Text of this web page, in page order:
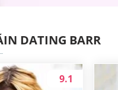
DATING BARR
9.1